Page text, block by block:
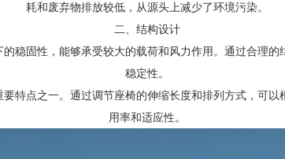
耗和废弃物排放较低，从源头上减少了环境污染。
二、结构设计
稳固性，能够承受较大的载荷和风力作用。通过合理
稳定性。
特点之一。通过调节座椅的伸缩长度和排列方式，可
用率和适应性。